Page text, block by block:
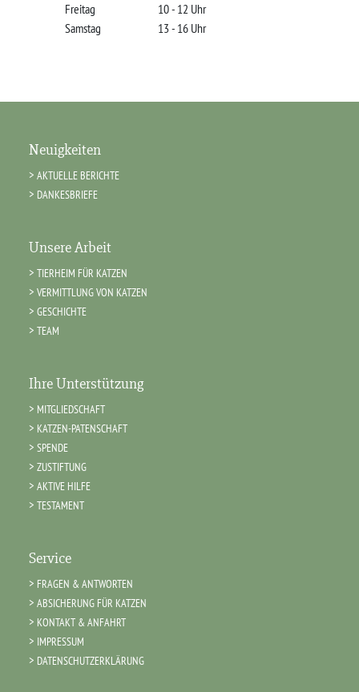
Freitag
10 - 12 Uhr
Samstag
13 - 16 Uhr
Neuigkeiten
AKTUELLE BERICHTE
DANKESBRIEFE
Unsere Arbeit
TIERHEIM FÜR KATZEN
VERMITTLUNG VON KATZEN
GESCHICHTE
TEAM
Ihre Unterstützung
MITGLIEDSCHAFT
KATZEN-PATENSCHAFT
SPENDE
ZUSTIFTUNG
AKTIVE HILFE
TESTAMENT
Service
FRAGEN & ANTWORTEN
ABSICHERUNG FÜR KATZEN
KONTAKT & ANFAHRT
IMPRESSUM
DATENSCHUTZERKLÄRUNG